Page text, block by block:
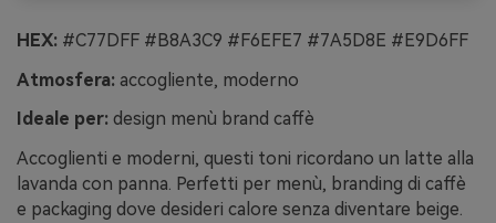
HEX: #C77DFF #B8A3C9 #F6EFE7 #7A5D8E #E9D6FF
Atmosfera: accogliente, moderno
Ideale per: design menù brand caffè
Accoglienti e moderni, questi toni ricordano un latte alla
lavanda con panna. Perfetti per menù, branding di caffè
e packaging dove desideri calore senza diventare beige.